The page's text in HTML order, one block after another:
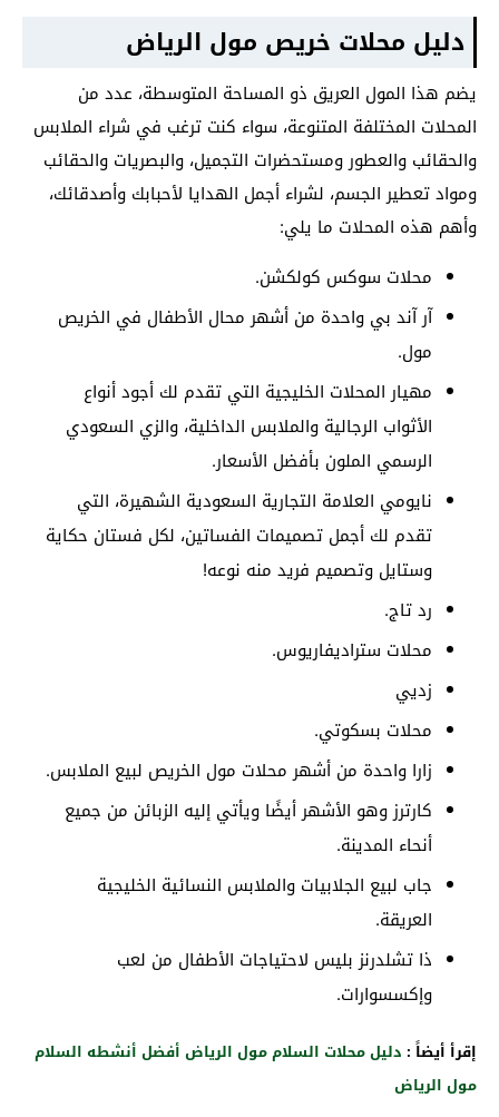
دليل محلات خريص مول الرياض
يضم هذا المول العريق ذو المساحة المتوسطة، عدد من
المحلات المختلفة المتنوعة، سواء كنت ترغب في شراء الملابس
والحقائب والعطور ومستحضرات التجميل، والبصريات والحقائب
ومواد تعطير الجسم، لشراء أجمل الهدايا لأحبابك وأصدقائك،
وأهم هذه المحلات ما يلي:
محلات سوكس كولكشن.
آر آند بي واحدة من أشهر محال الأطفال في الخريص
مول.
مهيار المحلات الخليجية التي تقدم لك أجود أنواع
الأثواب الرجالية والملابس الداخلية، والزي السعودي
الرسمي الملون بأفضل الأسعار.
نايومي العلامة التجارية السعودية الشهيرة، التي
تقدم لك أجمل تصميمات الفساتين، لكل فستان حكاية
وستايل وتصميم فريد منه نوعه!
رد تاج.
محلات ستراديفاريوس.
زديي
محلات بسكوتي.
زارا واحدة من أشهر محلات مول الخريص لبيع الملابس.
كارترز وهو الأشهر أيضًا ويأتي إليه الزبائن من جميع
أنحاء المدينة.
جاب لبيع الجلابيات والملابس النسائية الخليجية
العريقة.
ذا تشلدرنز بليس لاحتياجات الأطفال من لعب
وإكسسوارات.
إقرأ أيضاً : دليل محلات السلام مول الرياض أفضل أنشطه السلام
مول الرياض